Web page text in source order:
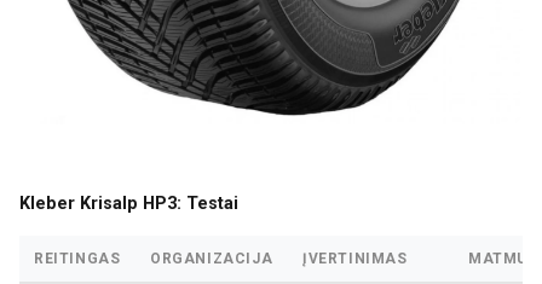
Kleber Krisalp HP3: Testai
REITINGAS ORGANIZACIJA ĮVERTINIMAS MATMUO